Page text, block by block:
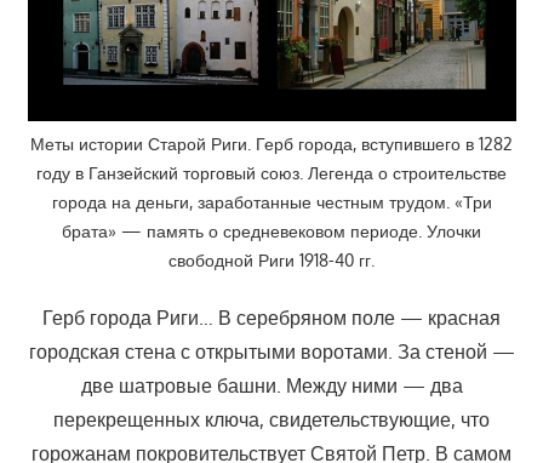
Меты истории Старой Риги. Герб города, вступившего в 1282
году в Ганзейский торговый союз. Легенда о строительстве
города на деньги, заработанные честным трудом. «Три
брата» — память о средневековом периоде. Улочки
свободной Риги 1918-40 гг.
Герб города Риги… В серебряном поле — красная
городская стена с открытыми воротами. За стеной —
две шатровые башни. Между ними — два
перекрещенных ключа, свидетельствующие, что
горожанам покровительствует Святой Петр. В самом